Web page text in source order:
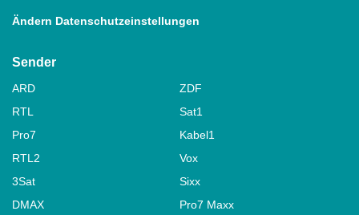
Ändern Datenschutzeinstellungen
Sender
ARD
ZDF
RTL
Sat1
Pro7
Kabel1
RTL2
Vox
3Sat
Sixx
DMAX
Pro7 Maxx